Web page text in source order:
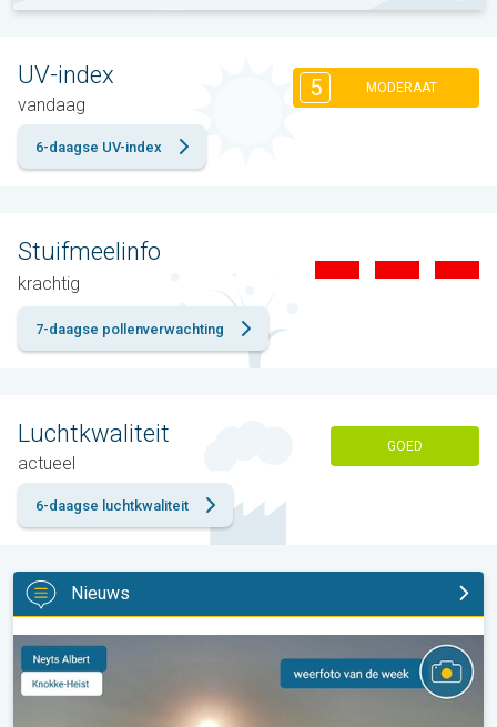
UV-index
vandaag
5 MODERAAT
6-daagse UV-index
Stuifmeelinfo
krachtig
7-daagse pollenverwachting
Luchtkwaliteit
actueel
GOED
6-daagse luchtkwaliteit
Nieuws
De weerfoto van de week. Weer&Radar uploader. . .